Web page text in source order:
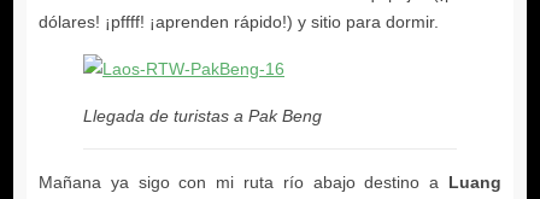
Llegada de turistas a Pak Beng
Luang